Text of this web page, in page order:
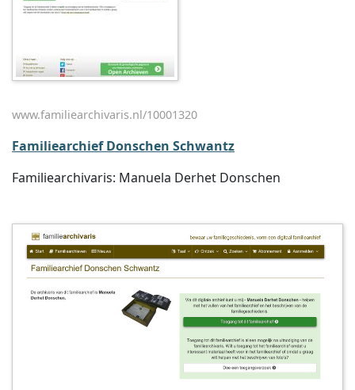
www.familiearchivaris.nl/10001320
Familiearchief Donschen Schwantz
Familiearchivaris: Manuela Derhet Donschen